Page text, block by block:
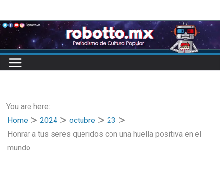
to
content
You are here:
Home
2024 octubre
23
Honrar a tus seres queridos con una huella positiva en el
mundo.